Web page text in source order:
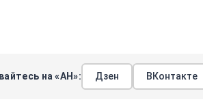
на «АН»: Дзен ВКонтакте